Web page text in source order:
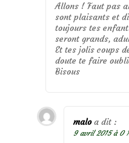
Allons ! Faut pas
sont plaisants et
toujours tes
seront grands,
Et tes jolis coups
doute te faire
Bisous
malo a dit :
9 avril 2015 à 0